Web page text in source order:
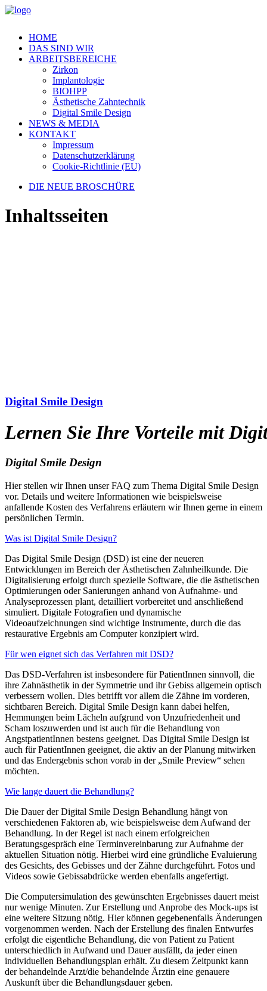
HOME
DAS SIND WIR
ARBEITSBEREICHE
Zirkon
Implantologie
BIOHPP
Ästhetische Zahntechnik
Digital Smile Design
NEWS & MEDIA
KONTAKT
Impressum
Datenschutzerklärung
Cookie-Richtlinie (EU)
DIE NEUE BROSCHÜRE
Inhaltsseiten
Digital Smile Design
Lernen Sie Ihre Vorteile mit
Digital Smile Design
Hier stellen wir Ihnen unser FAQ zum Thema Digital Smile Design
vor. Details und weitere Informationen wie beispielsweise
anfallende Kosten des Verfahrens erläutern wir Ihnen gerne in einem
persönlichen Termin.
Was ist Digital Smile Design?
Das Digital Smile Design (DSD) ist eine der neueren
Entwicklungen im Bereich der Ästhetischen Zahnheilkunde. Die
Digitalisierung erfolgt durch spezielle Software, die die ästhetischen
Optimierungen oder Sanierungen anhand von Aufnahme- und
Analyseprozessen plant, detailliert vorbereitet und anschließend
simuliert. Digitale Fotografien und dynamische
Videoaufzeichnungen sind wichtige Instrumente, durch die das
restaurative Ergebnis am Computer konzipiert wird.
Für wen eignet sich das Verfahren mit DSD?
Das DSD-Verfahren ist insbesondere für PatientInnen sinnvoll, die
ihre Zahnästhetik in der Symmetrie und ihr Gebiss allgemein optisch
verbessern wollen. Dies betrifft vor allem die Zähne im vorderen,
sichtbaren Bereich. Digital Smile Design kann dabei helfen,
Hemmungen beim Lächeln aufgrund von Unzufriedenheit und
Scham loszuwerden und ist auch für die Behandlung von
AngstpatientInnen bestens geeignet. Das Digital Smile Design ist
auch für PatientInnen geeignet, die aktiv an der Planung mitwirken
und das Endergebnis schon vorab in der „Smile Preview“ sehen
möchten.
Wie lange dauert die Behandlung?
Die Dauer der Digital Smile Design Behandlung hängt von
verschiedenen Faktoren ab, wie beispielsweise dem Aufwand der
Behandlung. In der Regel ist nach einem erfolgreichen
Beratungsgespräch eine Terminvereinbarung zur Aufnahme der
aktuellen Situation nötig. Hierbei wird eine gründliche Evaluierung
des Gesichts, des Gebisses und der Zähne durchgeführt. Fotos und
Videos sowie Gebissabdrücke werden ebenfalls angefertigt.
Die Computersimulation des gewünschten Ergebnisses dauert meist
nur wenige Minuten. Zur Erstellung und Anprobe des Mock-ups ist
eine weitere Sitzung nötig. Hier können gegebenenfalls Änderungen
vorgenommen werden. Nach der Erstellung des finalen Entwurfes
erfolgt die eigentliche Behandlung, die von Patient zu Patient
unterschiedlich in Aufwand und Dauer ausfällt, da jeder einen
individuellen Behandlungsplan erhält. Zu diesem Zeitpunkt kann
der behandelnde Arzt/die behandelnde Ärztin eine genauere
Auskunft über die Behandlungsdauer geben.